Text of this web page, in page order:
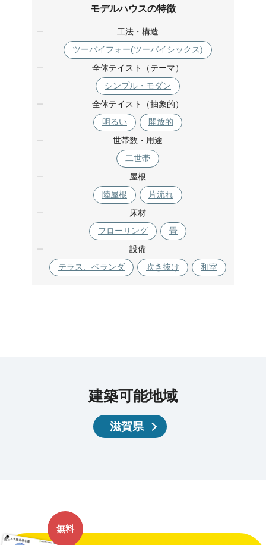
モデルハウスの特徴
工法・構造
ツーバイフォー(ツーバイシックス)
全体テイスト（テーマ）
シンプル・モダン
全体テイスト（抽象的）
明るい
開放的
世帯数・用途
二世帯
屋根
陸屋根
片流れ
床材
フローリング
畳
設備
テラス、ベランダ
吹き抜け 和室
建築可能地域
滋賀県
無料